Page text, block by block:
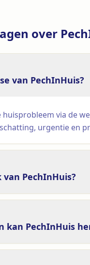
over
van PechInHuis?
via de
urgentie en
PechInHuis?
kan PechInHuis